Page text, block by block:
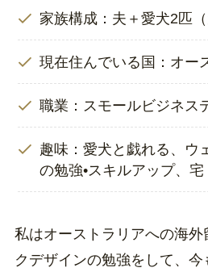
家族構成：夫＋愛犬2匹（
現在住んでいる国：オー
職業：スモールビジネス
趣味：愛犬と戯れる、ウ
の勉強•スキルアップ、宅
私はオーストラリアへの海外
クデザインの勉強をして、